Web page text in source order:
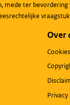
mede ter bevordering
Over
Cookies
Privacy